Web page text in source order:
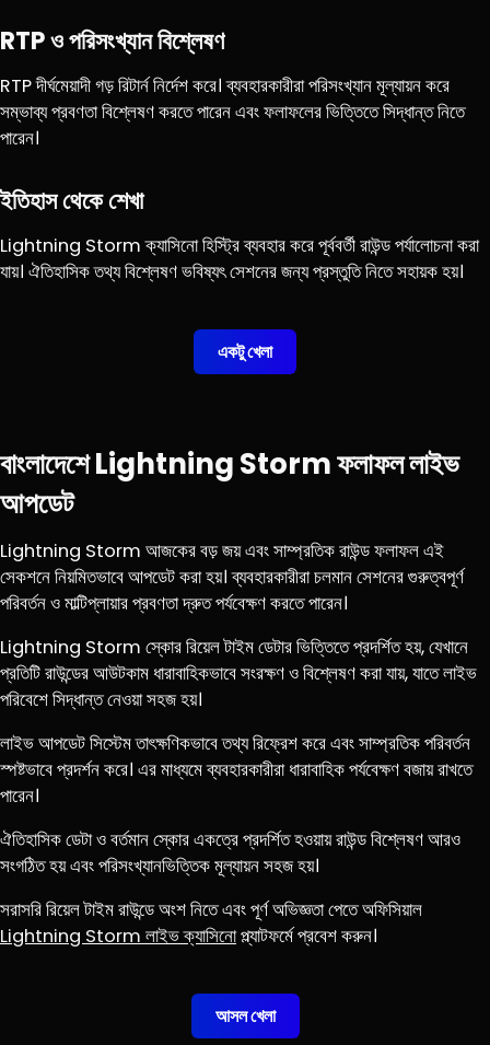
RTP ও পরিসংখ্যান বিশ্লেষণ
RTP দীর্ঘমেয়াদী গড় রিটার্ন নির্দেশ করে। ব্যবহারকারীরা পরিসংখ্যান মূল্যায়ন করে
সম্ভাব্য প্রবণতা বিশ্লেষণ করতে পারেন এবং ফলাফলের ভিত্তিতে সিদ্ধান্ত নিতে
পারেন।
ইতিহাস থেকে শেখা
Lightning Storm ক্যাসিনো হিস্ট্রি ব্যবহার করে পূর্ববর্তী রাউন্ড পর্যালোচনা করা
যায়। ঐতিহাসিক তথ্য বিশ্লেষণ ভবিষ্যৎ সেশনের জন্য প্রস্তুতি নিতে সহায়ক হয়।
একটু খেলা
বাংলাদেশে Lightning Storm ফলাফল লাইভ
আপডেট
Lightning Storm আজকের বড় জয় এবং সাম্প্রতিক রাউন্ড ফলাফল এই
সেকশনে নিয়মিতভাবে আপডেট করা হয়। ব্যবহারকারীরা চলমান সেশনের গুরুত্বপূর্ণ
পরিবর্তন ও মাল্টিপ্লায়ার প্রবণতা দ্রুত পর্যবেক্ষণ করতে পারেন।
Lightning Storm স্কোর রিয়েল টাইম ডেটার ভিত্তিতে প্রদর্শিত হয়, যেখানে
প্রতিটি রাউন্ডের আউটকাম ধারাবাহিকভাবে সংরক্ষণ ও বিশ্লেষণ করা যায়, যাতে লাইভ
পরিবেশে সিদ্ধান্ত নেওয়া সহজ হয়।
লাইভ আপডেট সিস্টেম তাৎক্ষণিকভাবে তথ্য রিফ্রেশ করে এবং সাম্প্রতিক পরিবর্তন
স্পষ্টভাবে প্রদর্শন করে। এর মাধ্যমে ব্যবহারকারীরা ধারাবাহিক পর্যবেক্ষণ বজায় রাখতে
পারেন।
ঐতিহাসিক ডেটা ও বর্তমান স্কোর একত্রে প্রদর্শিত হওয়ায় রাউন্ড বিশ্লেষণ আরও
সংগঠিত হয় এবং পরিসংখ্যানভিত্তিক মূল্যায়ন সহজ হয়।
সরাসরি রিয়েল টাইম রাউন্ডে অংশ নিতে এবং পূর্ণ অভিজ্ঞতা পেতে অফিসিয়াল
Lightning Storm লাইভ ক্যাসিনোপ্ল্যাটফর্মে প্রবেশ করুন।
আসল খেলা